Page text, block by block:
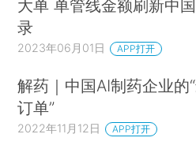
大单 单管线金额刷新中
录
2023年06月01日 APP打开
解药｜中国AI制药企业的
订单”
2022年11月12日 APP打开